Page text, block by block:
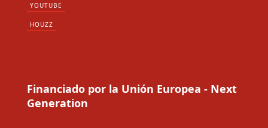
YOUTUBE
HOUZZ
Financiado por la Unión Europea - Next
Generation